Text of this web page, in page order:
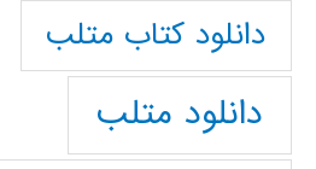
دانلود كتاب متلب
دانلود متلب